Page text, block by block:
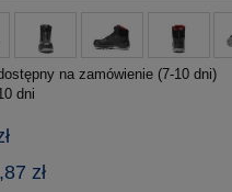
na zamówienie (7-10 dni)
dni
zł